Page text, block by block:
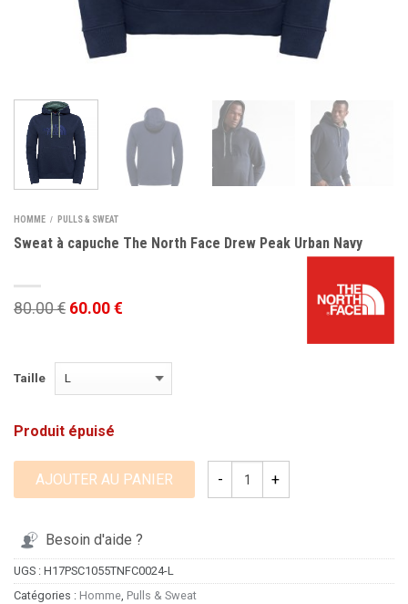
HOMME / PULLS & SWEAT
Sweat à capuche The North Face Drew Peak Urban Navy
80.00 € 60.00 €
Taille
Produit épuisé
AJOUTER AU PANIER
Besoin d'aide ?
UGS : H17PSC1055TNFC0024-L
Catégories : Homme, Pulls & Sweat